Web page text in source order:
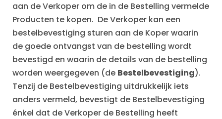
aan de Verkoper om de in de Bestelling vermelde
Producten te kopen. De Verkoper kan een
bestelbevestiging sturen aan de Koper waarin
de goede ontvangst van de bestelling wordt
bevestigd en waarin de details van de bestelling
worden weergegeven (de Bestelbevestiging).
Tenzij de Bestelbevestiging uitdrukkelijk iets
anders vermeld, bevestigt de Bestelbevestiging
énkel dat de Verkoper de Bestelling heeft